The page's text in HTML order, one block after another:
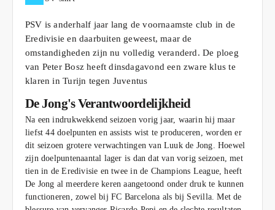
PSV is anderhalf jaar lang de voornaamste club in de
Eredivisie en daarbuiten geweest, maar de
omstandigheden zijn nu volledig veranderd. De ploeg
van Peter Bosz heeft dinsdagavond een zware klus te
klaren in Turijn tegen Juventus
De Jong's Verantwoordelijkheid
Na een indrukwekkend seizoen vorig jaar, waarin hij maar
liefst 44 doelpunten en assists wist te produceren, worden er
dit seizoen grotere verwachtingen van Luuk de Jong. Hoewel
zijn doelpuntenaantal lager is dan dat van vorig seizoen, met
tien in de Eredivisie en twee in de Champions League, heeft
De Jong al meerdere keren aangetoond onder druk te kunnen
functioneren, zowel bij FC Barcelona als bij Sevilla. Met de